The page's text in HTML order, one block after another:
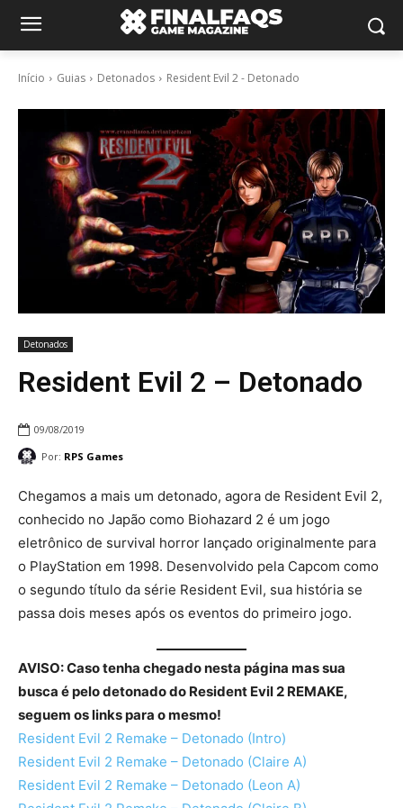
Início Guias Detonados Resident Evil 2 - Detonado
Detonados
Resident Evil 2 – Detonado
09/08/2019
Por: RPS Games
Chegamos a mais um detonado, agora de Resident Evil 2,
conhecido no Japão como Biohazard 2 é um jogo
eletrônico de survival horror lançado originalmente para
o PlayStation em 1998. Desenvolvido pela Capcom como
o segundo título da série Resident Evil, sua história se
passa dois meses após os eventos do primeiro jogo.
AVISO: Caso tenha chegado nesta página mas sua
busca é pelo detonado do Resident Evil 2 REMAKE,
seguem os links para o mesmo!
Resident Evil 2 Remake – Detonado (Intro)
Resident Evil 2 Remake – Detonado (Claire A)
Resident Evil 2 Remake – Detonado (Leon A)